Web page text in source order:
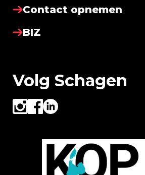
Contact opnemen
BIZ
Volg Schagen